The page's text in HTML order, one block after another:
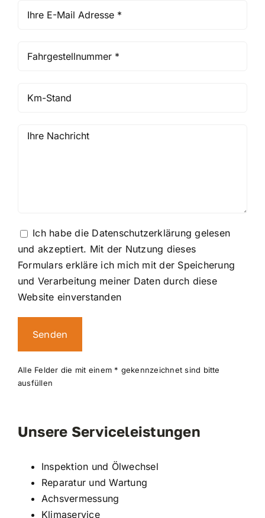
Ich habe die Datenschutzerklärung gelesen
und akzeptiert. Mit der Nutzung dieses
Formulars erkläre ich mich mit der Speicherung
und Verarbeitung meiner Daten durch diese
Website einverstanden
Alternative:
Alle Felder die mit einem * gekennzeichnet sind bitte
ausfüllen
Unsere Serviceleistungen
Inspektion und Ölwechsel
Reparatur und Wartung
Achsvermessung
Klimaservice